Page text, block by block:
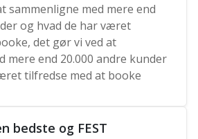
sammenligne med mere end
og hvad de har været
det gør vi ved at
mere end 20.000 andre kunder
tilfredse med at booke
bedste og FEST